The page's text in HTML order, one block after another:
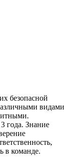
безопасной
видами
года. Знание
в команде.